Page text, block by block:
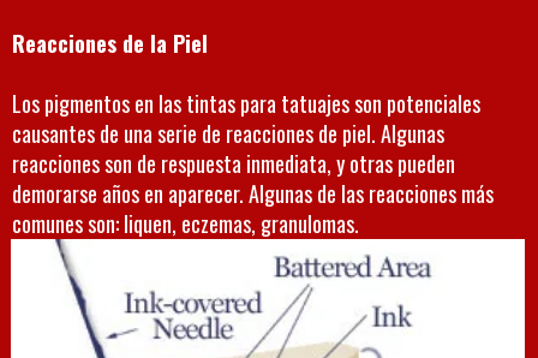
Reacciones de la Piel
Los pigmentos en las tintas para tatuajes son potenciales
causantes de una serie de reacciones de piel. Algunas
reacciones son de respuesta inmediata, y otras pueden
demorarse años en aparecer. Algunas de las reacciones más
comunes son: liquen, eczemas, granulomas.